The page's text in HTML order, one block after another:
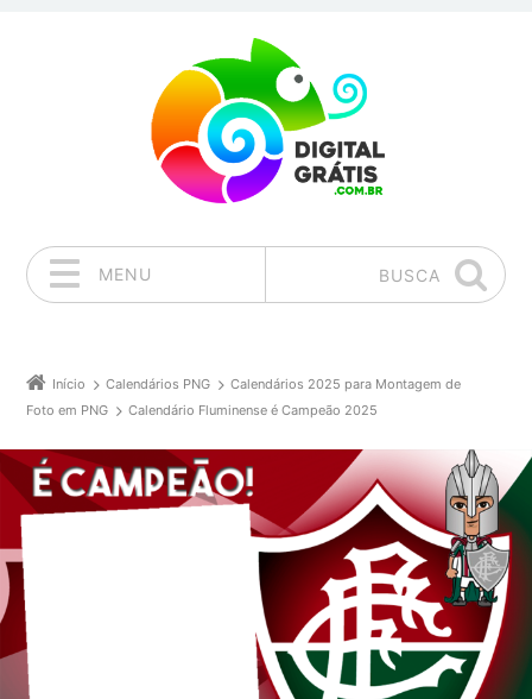
MENU BUSCA
Início Calendários PNG
Calendários 2025 para Montagem de
Foto em PNG
Calendário Fluminense é Campeão 2025